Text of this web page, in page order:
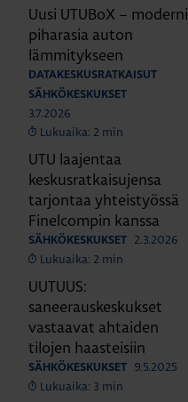
Uusi UTUBoX – moderni
piharasia auton
lämmitykseen
DATAKESKUSRATKAISUT
SÄHKÖKESKUKSET
3.7.2026
Lukuaika: 2 min
UTU laajentaa
keskusratkaisujensa
tarjontaa yhteistyössä
Finelcompin kanssa
SÄHKÖKESKUKSET
2.3.2026
Lukuaika: 2 min
UUTUUS:
saneerauskeskukset
vastaavat ahtaiden
tilojen haasteisiin
SÄHKÖKESKUKSET
9.5.2025
Lukuaika: 3 min